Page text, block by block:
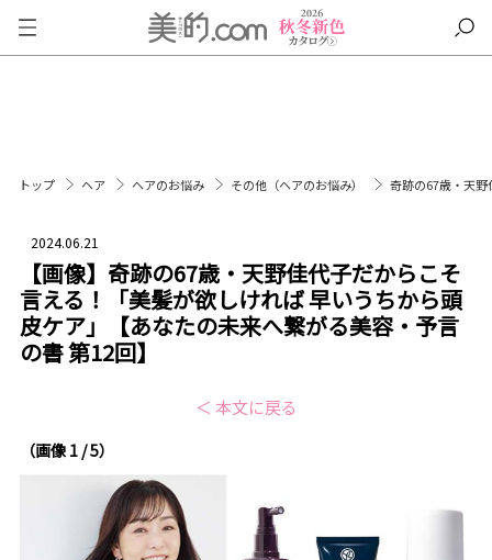
トップ ヘア ヘアのお悩み その他（ヘアのお悩み） 奇跡の67歳・天
2024.06.21
【画像】奇跡の67歳・天野佳代子だからこそ
言える！「美髪が欲しければ 早いうちから頭
皮ケア」【あなたの未来へ繋がる美容・予言
の書 第12回】
＜ 本文に戻る
（画像 1 / 5）